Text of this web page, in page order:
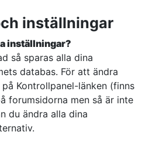
inställningar
inställningar?
så sparas alla dina
databas. För att ändra
Kontrollpanel-länken (finns
forumsidorna men så är inte
du ändra alla dina